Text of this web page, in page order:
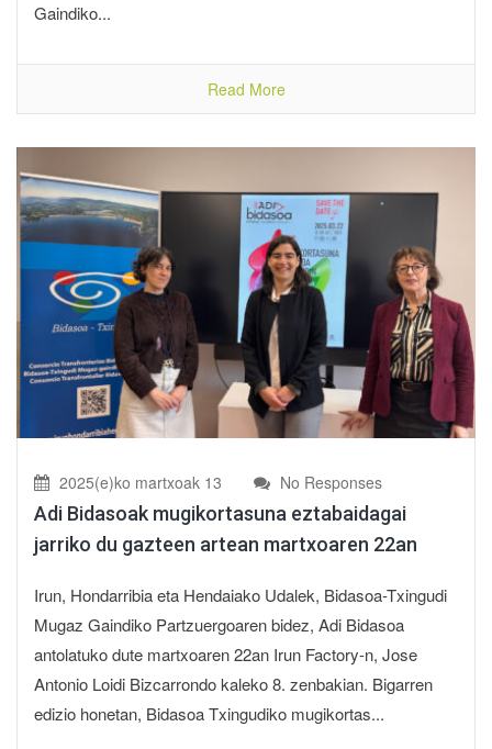
Gaindiko...
Read More
2025(e)ko martxoak 13 No Responses
Adi Bidasoak mugikortasuna eztabaidagai
jarriko du gazteen artean martxoaren 22an
Irun, Hondarribia eta Hendaiako Udalek, Bidasoa-Txingudi
Mugaz Gaindiko Partzuergoaren bidez, Adi Bidasoa
antolatuko dute martxoaren 22an Irun Factory-n, Jose
Antonio Loidi Bizcarrondo kaleko 8. zenbakian. Bigarren
edizio honetan, Bidasoa Txingudiko mugikortas...